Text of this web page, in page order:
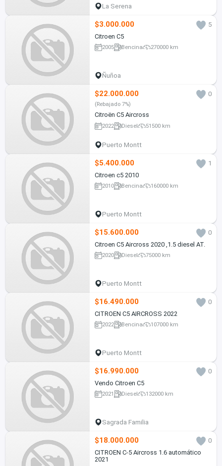
La Serena
$3.000.000
5
Citroen C5
2005 Bencina 270000 km
Ñuñoa
$22.000.000 0
(Rebajado 7%)
Citroën C5 Aircross
2022 Diesel 51500 km
Puerto Montt
$5.400.000
1
Citroen c5 2010
2010 Bencina 160000 km
Puerto Montt
$15.600.000
0
Citroen C5 Aircross 2020 ,1.5 diesel AT.
2020 Diesel 75000 km
Puerto Montt
$16.490.000
0
CITROEN C5 AIRCROSS 2022
2022 Bencina 107000 km
Puerto Montt
$16.990.000
0
Vendo Citroen C5
2021 Diesel 132000 km
Sagrada Familia
$18.000.000
0
CITROEN C-5 Aircross 1.6 automático
2021